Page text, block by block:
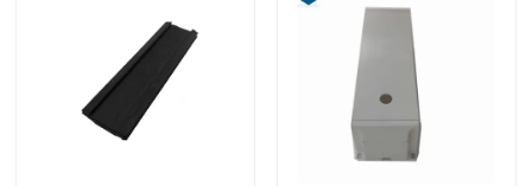
Ongeveer ons
Fabrieksreis